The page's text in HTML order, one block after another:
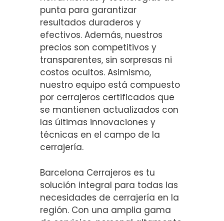
punta para garantizar
resultados duraderos y
efectivos. Además, nuestros
precios son competitivos y
transparentes, sin sorpresas ni
costos ocultos. Asimismo,
nuestro equipo está compuesto
por cerrajeros certificados que
se mantienen actualizados con
las últimas innovaciones y
técnicas en el campo de la
cerrajería.
Barcelona Cerrajeros es tu
solución integral para todas las
necesidades de cerrajería en la
región. Con una amplia gama